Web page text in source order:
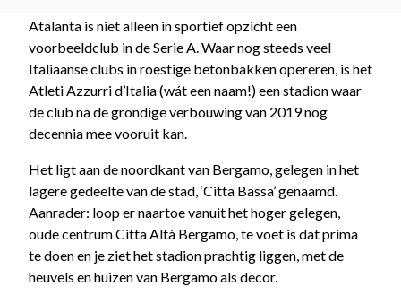
Atalanta is niet alleen in sportief opzicht een
voorbeeldclub in de Serie A. Waar nog steeds veel
Italiaanse clubs in roestige betonbakken opereren, is het
Atleti Azzurri d’Italia (wát een naam!) een stadion waar
de club na de grondige verbouwing van 2019 nog
decennia mee vooruit kan.
Het ligt aan de noordkant van Bergamo, gelegen in het
lagere gedeelte van de stad, ‘Citta Bassa’ genaamd.
Aanrader: loop er naartoe vanuit het hoger gelegen,
oude centrum Citta Altà Bergamo, te voet is dat prima
te doen en je ziet het stadion prachtig liggen, met de
heuvels en huizen van Bergamo als decor.